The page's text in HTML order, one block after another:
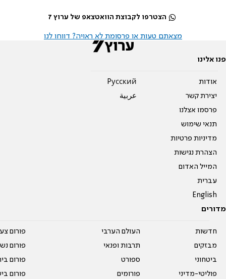
הצטרפו לקבוצת הוואטצאפ של ערוץ 7
מצאתם טעות או פרסומת לא ראויה? דווחו לנו
פנו אלינו
אודות
יצירת קשר
פרסמו אצלנו
תנאי שימוש
מדיניות פרטיות
הצהרת נגישות
המייל האדום
עברית
English
Pусский
عربية
מדורים
חדשות
מבזקים
ביטחוני
פוליטי-מדיני
העולם הערבי
תרבות ופנאי
ספורט
פורומים
פורום
פורום
פורום
פורום